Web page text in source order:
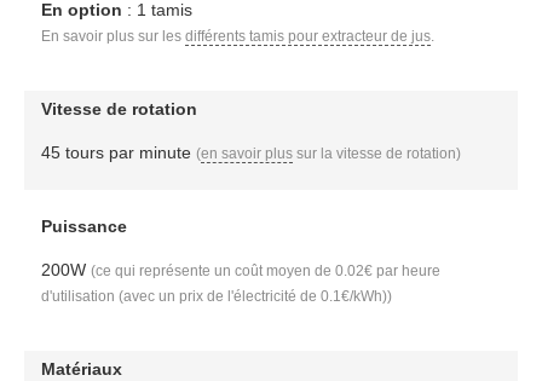
En option : 1 tamis
En savoir plus sur les différents tamis pour extracteur de jus.
Vitesse de rotation
45 tours par minute (en savoir plussur la vitesse de rotation)
Puissance
200W (ce qui représente un coût moyen de 0.02€ par heure
d'utilisation (avec un prix de l'électricité de 0.1€/kWh))
Matériaux